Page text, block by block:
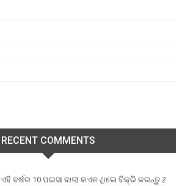
RECENT COMMENTS
ଏହି ବର୍ଷର 10 ପଇସା ବାଲା କଏନ ଥିଲେ ବିକ୍ରି କରନ୍ତୁ 2